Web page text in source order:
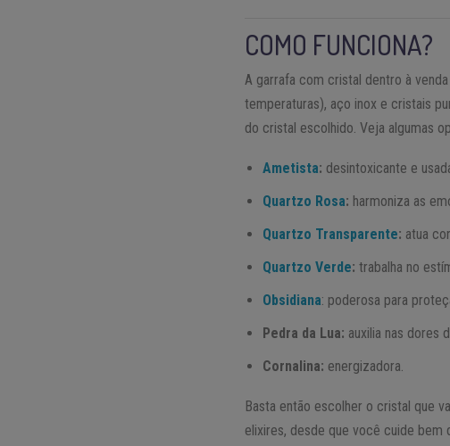
COMO FUNCIONA?
A garrafa com cristal dentro à
temperaturas), aço inox e cristais
do cristal escolhido. Veja algumas
Ametista: desintoxicante e
Quartzo Rosa: harmoniza as
Quartzo Transparente: atua
Quartzo Verde: trabalha no
Obsidiana: poderosa para
Pedra da Lua: auxilia nas dores
Cornalina: energizadora.
Basta então escolher o cristal que
elixires, desde que você cuide bem